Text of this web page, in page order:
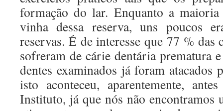
formação do lar. Enquanto a
vinha dessa reserva, uns poucos
reservas. É de interesse que 77 % das
sofreram de cárie dentária prematura
dentes examinados já foram atacados
isto aconteceu, aparentemente,
Instituto, já que nós não encontramos